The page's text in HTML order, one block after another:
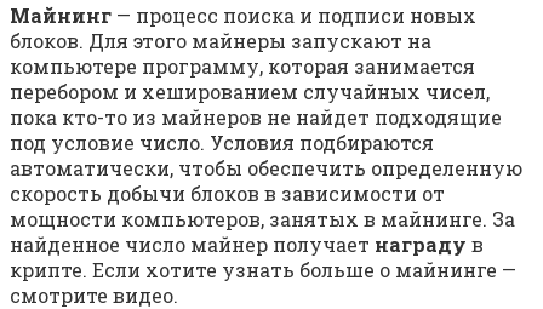
Майнинг — процесс поиска и подписи новых
блоков. Для этого майнеры запускают на
компьютере программу, которая занимается
перебором и хешированием случайных чисел,
пока кто-то из майнеров не найдет подходящие
под условие число. Условия подбираются
автоматически, чтобы обеспечить определенную
скорость добычи блоков в зависимости от
мощности компьютеров, занятых в майнинге. За
найденное число майнер получает награду в
крипте. Если хотите узнать больше о майнинге —
смотрите видео.